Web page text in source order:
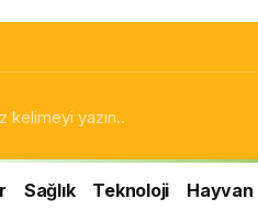
Sağlık Teknoloji Hayvan